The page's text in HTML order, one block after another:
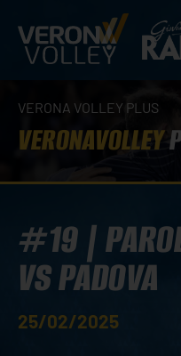
VERONA VOLLEY PLUS
VERONAVOLLEY
#19 |
VS PADOVA
25/02/2025